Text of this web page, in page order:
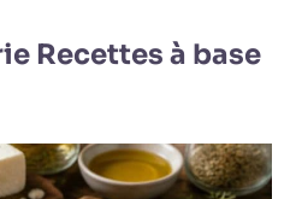
Recettes à base